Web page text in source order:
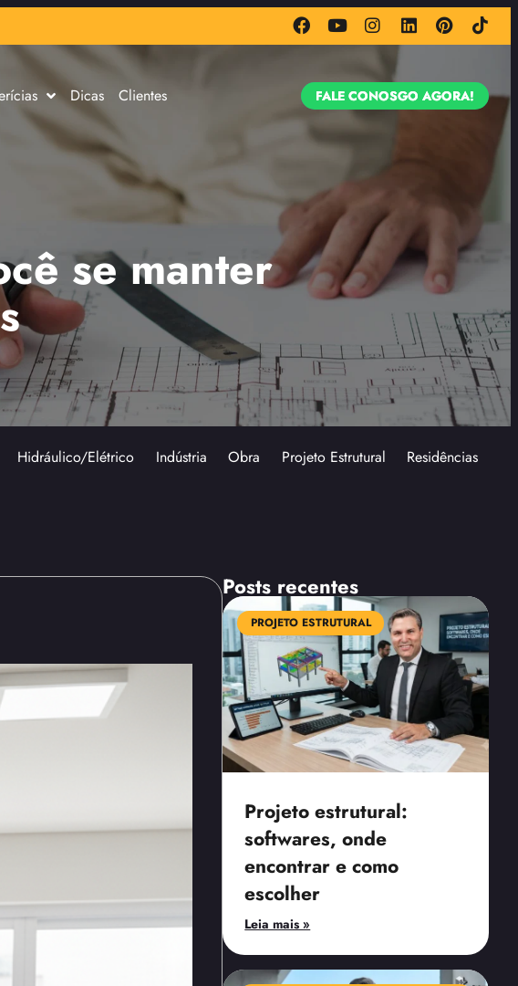
Dicas Clientes FALE CONOSGO AGORA!
se manter
Hidráulico/Elétrico Indústria Obra Projeto Estrutural Residências
Posts recentes
PROJETO ESTRUTURAL
Projeto estrutural:
softwares, onde
encontrar e como
escolher
Leia mais »